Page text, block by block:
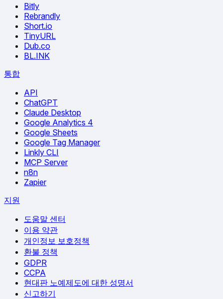
Bitly
Rebrandly
Short.io
TinyURL
Dub.co
BL.INK
통합
API
ChatGPT
Claude Desktop
Google Analytics 4
Google Sheets
Google Tag Manager
Linkly CLI
MCP Server
n8n
Zapier
지원
도움말 센터
이용 약관
개인정보 보호정책
환불 정책
GDPR
CCPA
현대판 노예제도에 대한 성명서
신고하기